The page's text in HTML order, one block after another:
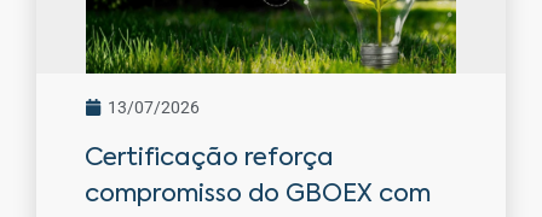
13/07/2026
Certificação reforça
compromisso do GBOEX com